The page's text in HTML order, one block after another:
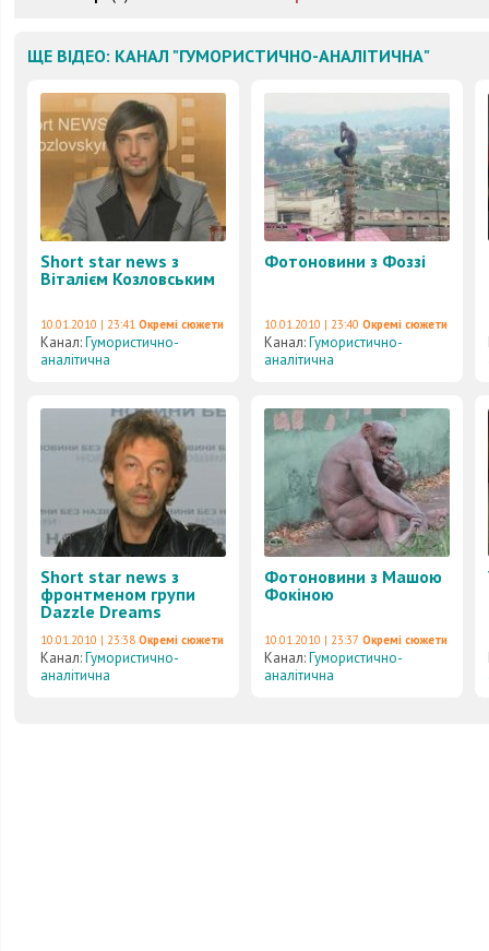
ЩЕ ВІДЕО: КАНАЛ "ГУМОРИСТИЧНО-АНАЛІТИЧНА"
Short star news з
Віталієм Козловським
10.01.2010 | 23:41 Окремі сюжети
Канал:Гумористично-
аналітична
Фотоновини з Фоззі
10.01.2010 | 23:40 Окремі сюжети
Канал:Гумористично-
аналітична
Short star news з
фронтменом групи
Dazzle Dreams
10.01.2010 | 23:38 Окремі сюжети
Канал:Гумористично-
аналітична
Фотоновини з Машою
Фокіною
10.01.2010 | 23:37 Окремі сюжети
Канал:Гумористично-
аналітична